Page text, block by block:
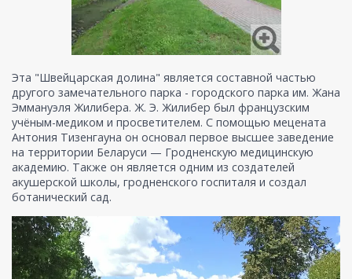
Эта "Швейцарская долина" является составной частью
другого замечательного парка - городского парка им. Жана
Эммануэля Жилибера. Ж. Э. Жилибер был французским
учёным-медиком и просветителем. С помощью мецената
Антония Тизенгауна он основал первое высшее заведение
на территории Беларуси — Гродненскую медицинскую
академию. Также он является одним из создателей
акушерской школы, гродненского госпиталя и создал
ботанический сад.